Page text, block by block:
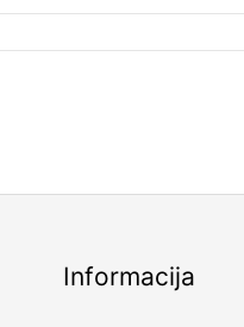
Informacija